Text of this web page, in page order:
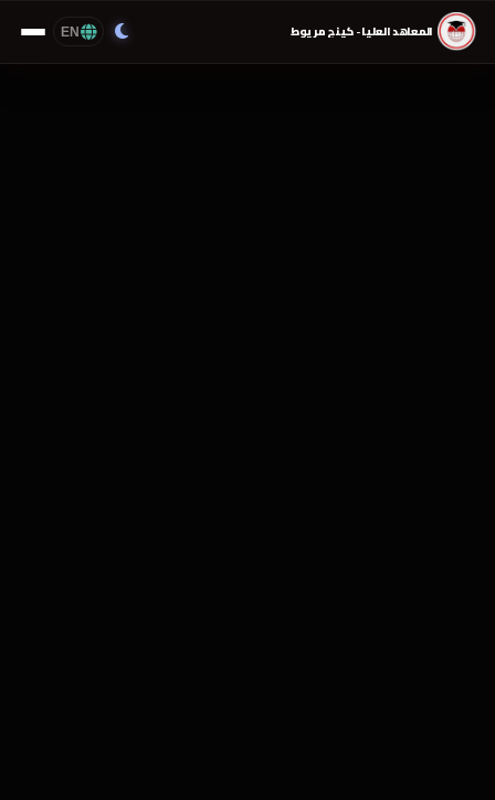
المعاهد العليا - كينج مريوط EN